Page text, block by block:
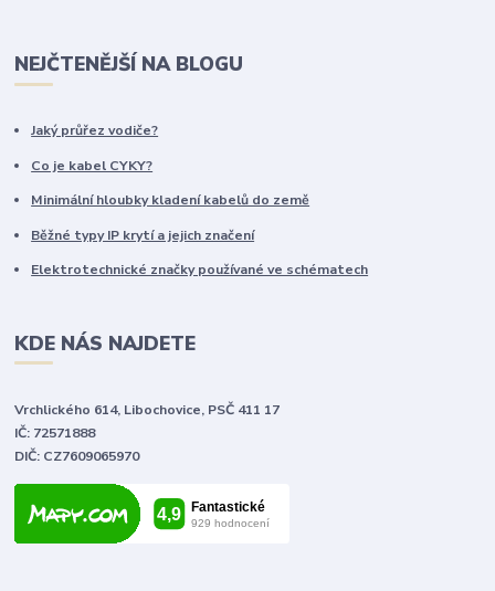
NEJČTENĚJŠÍ NA BLOGU
Jaký průřez vodiče?
Co je kabel CYKY?
Minimální hloubky kladení kabelů do země
Běžné typy IP krytí a jejich značení
Elektrotechnické značky používané ve schématech
KDE NÁS NAJDETE
Vrchlického 614, Libochovice, PSČ 411 17
IČ: 72571888
DIČ: CZ7609065970